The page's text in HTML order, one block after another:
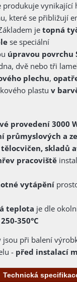
produkuje
které se přibližují
je topná
se speciální
úpravou povrchu
dvě nebo tři
plechu,
plastu v
provedení 3000
průmyslových a
skladů
pracoviště
vytápění
teplota je dle
250-350°C
jsou při balení
- před instalací
Technická